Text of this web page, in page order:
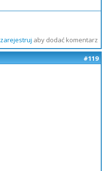
zarejestruj aby dodać komentarz
#119